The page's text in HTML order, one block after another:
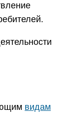
видам